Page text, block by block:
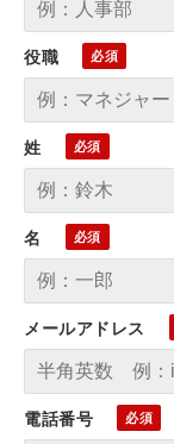
役職
姓
名
メールアドレス
電話番号